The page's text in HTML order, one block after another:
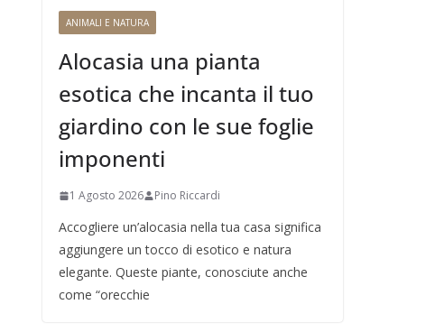
ANIMALI E NATURA
Alocasia una pianta
esotica che incanta il tuo
giardino con le sue foglie
imponenti
1 Agosto 2026 Pino Riccardi
Accogliere un’alocasia nella tua casa significa
aggiungere un tocco di esotico e natura
elegante. Queste piante, conosciute anche
come “orecchie